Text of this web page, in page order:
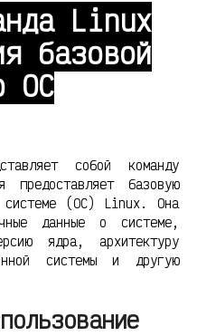
Linux
базовой
ОС
собой команду
предоставляет базовую
системе (ОС) Linux. Она
данные о системе,
ядра, архитектуру
системы и другую